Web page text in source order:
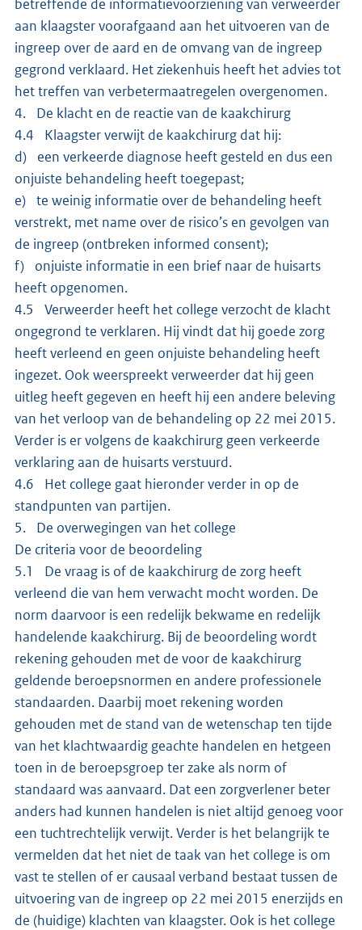
betreffende de informatievoorziening van verweerder
aan klaagster voorafgaand aan het uitvoeren van de
ingreep over de aard en de omvang van de ingreep
gegrond verklaard. Het ziekenhuis heeft het advies tot
het treffen van verbetermaatregelen overgenomen.
4. De klacht en de reactie van de kaakchirurg
4.4 Klaagster verwijt de kaakchirurg dat hij:
d) een verkeerde diagnose heeft gesteld en dus een
onjuiste behandeling heeft toegepast;
e) te weinig informatie over de behandeling heeft
verstrekt, met name over de risico’s en gevolgen van
de ingreep (ontbreken informed consent);
f) onjuiste informatie in een brief naar de huisarts
heeft opgenomen.
4.5 Verweerder heeft het college verzocht de klacht
ongegrond te verklaren. Hij vindt dat hij goede zorg
heeft verleend en geen onjuiste behandeling heeft
ingezet. Ook weerspreekt verweerder dat hij geen
uitleg heeft gegeven en heeft hij een andere beleving
van het verloop van de behandeling op 22 mei 2015.
Verder is er volgens de kaakchirurg geen verkeerde
verklaring aan de huisarts verstuurd.
4.6 Het college gaat hieronder verder in op de
standpunten van partijen.
5. De overwegingen van het college
De criteria voor de beoordeling
5.1 De vraag is of de kaakchirurg de zorg heeft
verleend die van hem verwacht mocht worden. De
norm daarvoor is een redelijk bekwame en redelijk
handelende kaakchirurg. Bij de beoordeling wordt
rekening gehouden met de voor de kaakchirurg
geldende beroepsnormen en andere professionele
standaarden. Daarbij moet rekening worden
gehouden met de stand van de wetenschap ten tijde
van het klachtwaardig geachte handelen en hetgeen
toen in de beroepsgroep ter zake als norm of
standaard was aanvaard. Dat een zorgverlener beter
anders had kunnen handelen is niet altijd genoeg voor
een tuchtrechtelijk verwijt. Verder is het belangrijk te
vermelden dat het niet de taak van het college is om
vast te stellen of er causaal verband bestaat tussen de
uitvoering van de ingreep op 22 mei 2015 enerzijds en
de (huidige) klachten van klaagster. Ook is het college